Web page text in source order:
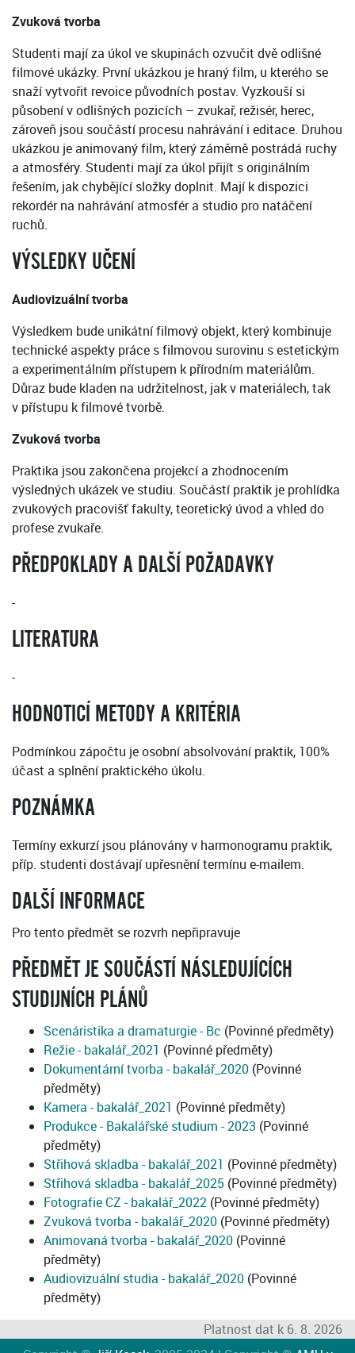
Zvuková tvorba
Studenti mají za úkol ve skupinách ozvučit dvě odlišné
filmové ukázky. První ukázkou je hraný film, u kterého se
snaží vytvořit revoice původních postav. Vyzkouší si
působení v odlišných pozicích – zvukař, režisér, herec,
zároveň jsou součástí procesu nahrávání i editace. Druhou
ukázkou je animovaný film, který záměrně postrádá ruchy
a atmosféry. Studenti mají za úkol přijít s originálním
řešením, jak chybějící složky doplnit. Mají k dispozici
rekordér na nahrávání atmosfér a studio pro natáčení
ruchů.
VÝSLEDKY UČENÍ
Audiovizuální tvorba
Výsledkem bude unikátní filmový objekt, který kombinuje
technické aspekty práce s filmovou surovinu s estetickým
a experimentálním přístupem k přírodním materiálům.
Důraz bude kladen na udržitelnost, jak v materiálech, tak
v přístupu k filmové tvorbě.
Zvuková tvorba
Praktika jsou zakončena projekcí a zhodnocením
výsledných ukázek ve studiu. Součástí praktik je prohlídka
zvukových pracovišť fakulty, teoretický úvod a vhled do
profese zvukaře.
PŘEDPOKLADY A DALŠÍ POŽADAVKY
-
LITERATURA
-
HODNOTICÍ METODY A KRITÉRIA
Podmínkou zápočtu je osobní absolvování praktik, 100%
účast a splnění praktického úkolu.
POZNÁMKA
Termíny exkurzí jsou plánovány v harmonogramu praktik,
příp. studenti dostávají upřesnění termínu e-mailem.
DALŠÍ INFORMACE
Pro tento předmět se rozvrh nepřipravuje
PŘEDMĚT JE SOUČÁSTÍ NÁSLEDUJÍCÍCH
STUDIJNÍCH PLÁNŮ
Scenáristika a dramaturgie - Bc (Povinné předměty)
Režie - bakalář_2021 (Povinné předměty)
Dokumentární tvorba - bakalář_2020 (Povinné
předměty)
Kamera - bakalář_2021 (Povinné předměty)
Produkce - Bakalářské studium - 2023 (Povinné
předměty)
Střihová skladba - bakalář_2021 (Povinné předměty)
Střihová skladba - bakalář_2025 (Povinné předměty)
Fotografie CZ - bakalář_2022 (Povinné předměty)
Zvuková tvorba - bakalář_2020 (Povinné předměty)
Animovaná tvorba - bakalář_2020 (Povinné
předměty)
Audiovizuální studia - bakalář_2020 (Povinné
předměty)
Platnost dat k 6. 8. 2026